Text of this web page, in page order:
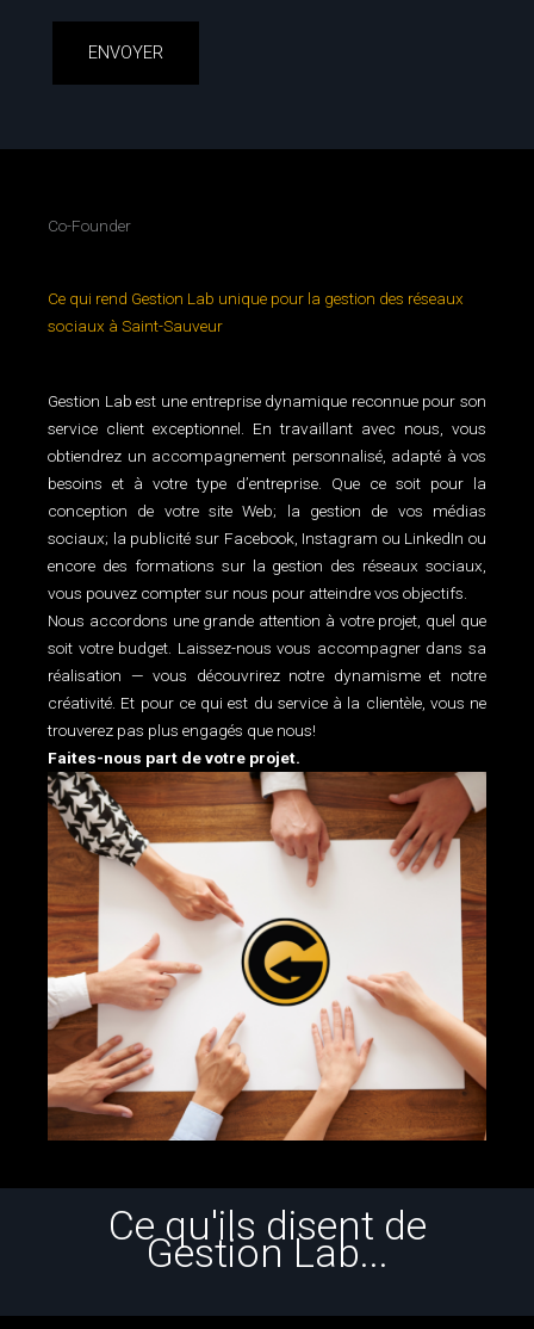
Co-Founder
Ce qui rend Gestion Lab unique pour la gestion des réseaux
sociaux à Saint-Sauveur
Gestion Lab est une entreprise dynamique reconnue pour son
service client exceptionnel. En travaillant avec nous, vous
obtiendrez un accompagnement personnalisé, adapté à vos
besoins et à votre type d’entreprise. Que ce soit pour la
conception de votre site Web; la gestion de vos médias
sociaux; la publicité sur Facebook, Instagram ou LinkedIn ou
encore des formations sur la gestion des réseaux sociaux,
vous pouvez compter sur nous pour atteindre vos objectifs.
Nous accordons une grande attention à votre projet, quel que
soit votre budget. Laissez-nous vous accompagner dans sa
réalisation — vous découvrirez notre dynamisme et notre
créativité. Et pour ce qui est du service à la clientèle, vous ne
trouverez pas plus engagés que nous!
Faites-nous part de votre projet.
Ce qu'ils disent de
Gestion Lab...